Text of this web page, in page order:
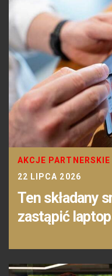
AKCJE PARTNERSKIE
22 LIPCA 2026
Ten składany
zastąpić